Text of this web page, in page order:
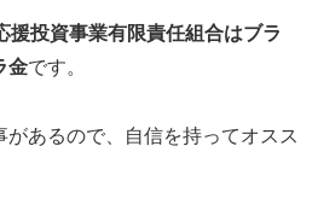
援投資事業有限責任組合はブラ
金です。
あるので、自信を持ってオスス